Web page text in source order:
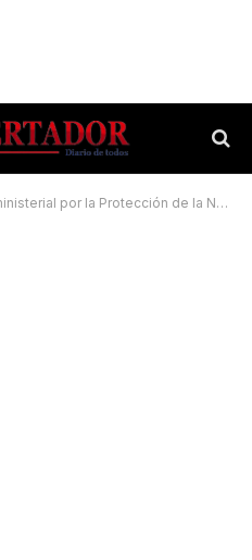
por la Protección de la Niñez y Adolescencia